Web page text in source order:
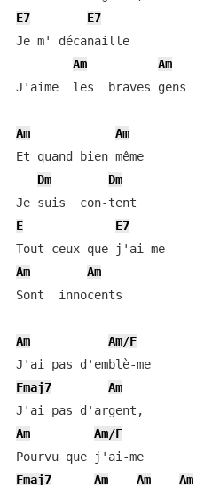
E7
E7
Je m' décanaille
Am
Am
J'aime  les  braves gens
Am
Am
Et quand bien même
Dm
Dm
E
E7
Tout ceux que j'ai-me
Am
Am
Sont  innocents
Am
Am/F
J'ai pas d'emblè-me
Fmaj7
Am
Am
Am/F
Pourvu que j'ai-me
Fmaj7
Am Am Am